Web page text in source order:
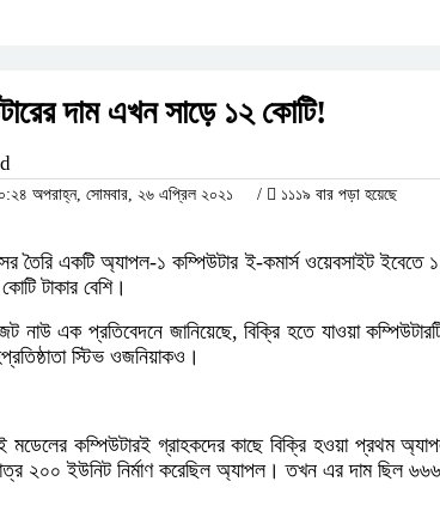
দাম এখন সাড়ে ১২ কোটি!
অপরাহ্ন, সোমবার, ২৬ এপ্রিল ২০২১ / ১১১৯ বার পড়া হয়েছে
তৈরি একটি অ্যাপল-১ কম্পিউটার ই-কমার্স ওয়েবসাইট ইবেতে
টাকার বেশি।
নাউ এক প্রতিবেদনে জানিয়েছে, বিক্রি হতে যাওয়া
স্টিভ ওজনিয়াকও।
মডেলের কম্পিউটারই গ্রাহকদের কাছে বিক্রি হওয়া প্রথম
২০০ ইউনিট নির্মাণ করেছিল অ্যাপল। তখন এর দাম ছিল